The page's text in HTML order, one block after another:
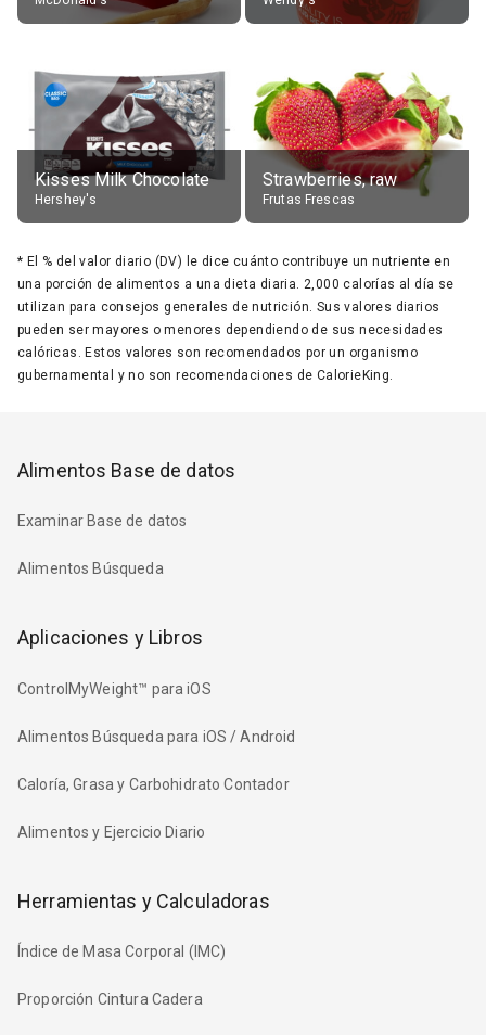
Kisses Milk Chocolate
Hershey's
Strawberries, raw
Frutas Frescas
* El % del valor diario (DV) le dice cuánto contribuye un nutriente en
una porción de alimentos a una dieta diaria. 2,000 calorías al día se
utilizan para consejos generales de nutrición. Sus valores diarios
pueden ser mayores o menores dependiendo de sus necesidades
calóricas. Estos valores son recomendados por un organismo
gubernamental y no son recomendaciones de CalorieKing.
Alimentos Base de datos
Examinar Base de datos
Alimentos Búsqueda
Aplicaciones y Libros
ControlMyWeight™ para iOS
Alimentos Búsqueda para iOS / Android
Caloría, Grasa y Carbohidrato Contador
Alimentos y Ejercicio Diario
Herramientas y Calculadoras
Índice de Masa Corporal (IMC)
Proporción Cintura Cadera